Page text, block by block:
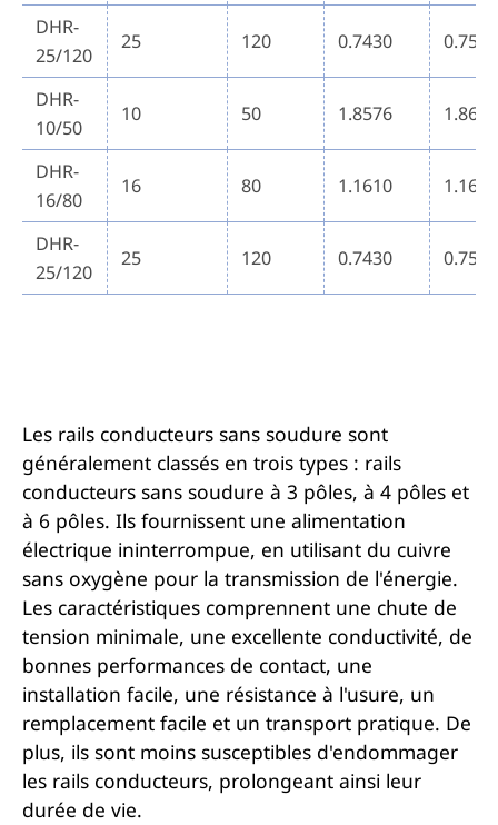
DHR-
25/120
25 120 0.7430 0.7524
DHR-
10/50
10 50 1.8576 1.8614
DHR-
16/80
16 80 1.1610 1.1670
DHR-
25/120
25 120 0.7430 0.7524
Les rails conducteurs sans soudure sont
généralement classés en trois types : rails
conducteurs sans soudure à 3 pôles, à 4 pôles et
à 6 pôles. Ils fournissent une alimentation
électrique ininterrompue, en utilisant du cuivre
sans oxygène pour la transmission de l'énergie.
Les caractéristiques comprennent une chute de
tension minimale, une excellente conductivité, de
bonnes performances de contact, une
installation facile, une résistance à l'usure, un
remplacement facile et un transport pratique. De
plus, ils sont moins susceptibles d'endommager
les rails conducteurs, prolongeant ainsi leur
durée de vie.